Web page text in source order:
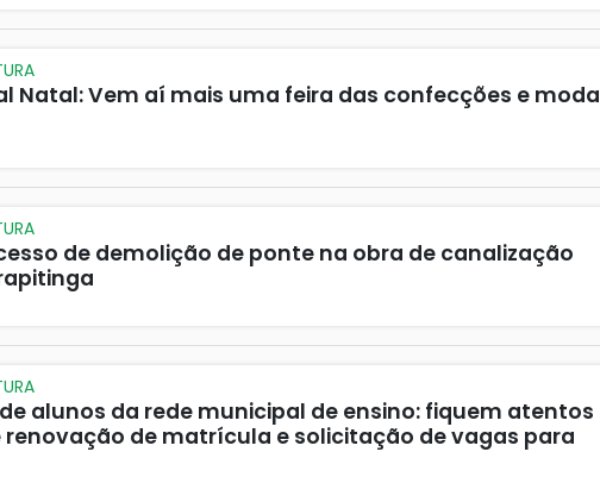
Natal: Vem aí mais uma feira das confecções e moda
de demolição de ponte na obra de canalização
alunos da rede municipal de ensino: fiquem atentos
renovação de matrícula e solicitação de vagas para